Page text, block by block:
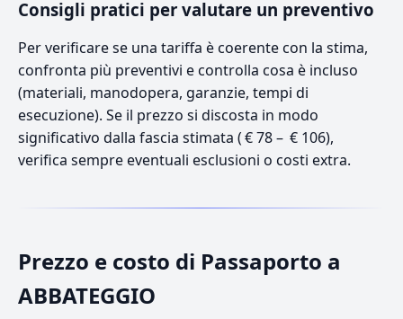
Consigli pratici per valutare un preventivo
Per verificare se una tariffa è coerente con la stima,
confronta più preventivi e controlla cosa è incluso
(materiali, manodopera, garanzie, tempi di
esecuzione). Se il prezzo si discosta in modo
significativo dalla fascia stimata ( € 78 – € 106),
verifica sempre eventuali esclusioni o costi extra.
Prezzo e costo di Passaporto a
ABBATEGGIO